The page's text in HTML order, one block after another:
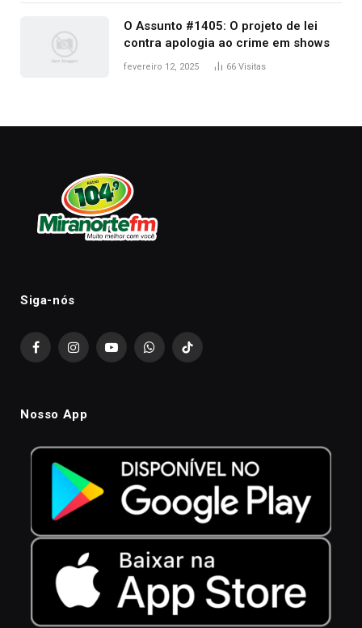
O Assunto #1405: O projeto de lei
contra apologia ao crime em shows
fevereiro 12, 2025 66 Visitas
Siga-nós
FacebookInstagramYouTubeWhatsAppTikTok
Nosso App